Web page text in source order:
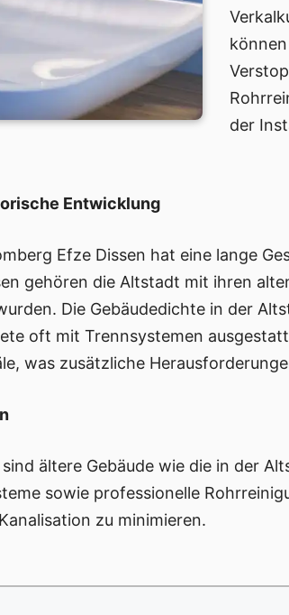
der
Entwicklung
Efze Dissen hat eine lange
gehören die Altstadt mit ihren
Die Gebäudedichte in der
oft mit Trennsystemen
was zusätzliche
ältere Gebäude wie die in der
sowie professionelle
zu minimieren.